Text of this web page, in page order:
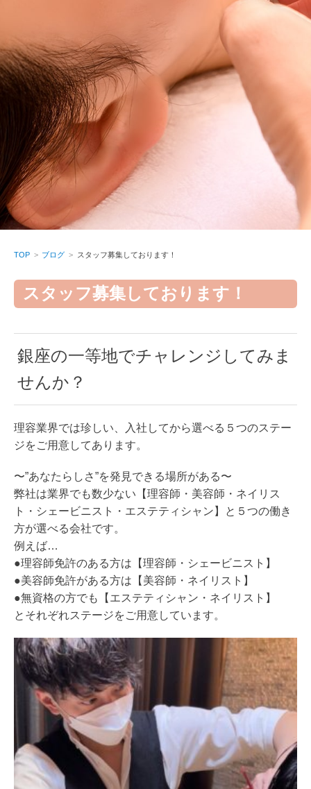
TOP ブログ スタッフ募集しております！
スタッフ募集しております！
銀座の一等地でチャレンジしてみま
せんか？
理容業界では珍しい、入社してから選べる５つのステー
ジをご用意してあります。
〜”あなたらしさ”を発見できる場所がある〜
弊社は業界でも数少ない【理容師・美容師・ネイリス
ト・シェービニスト・エステティシャン】と５つの働き
方が選べる会社です。
例えば…
●理容師免許のある方は【理容師・シェービニスト】
●美容師免許がある方は【美容師・ネイリスト】
●無資格の方でも【エステティシャン・ネイリスト】
とそれぞれステージをご用意しています。